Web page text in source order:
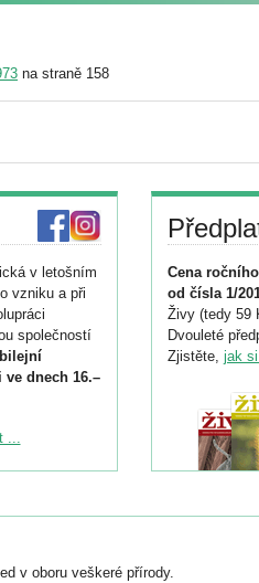
na straně 158
v letošním
vzniku a při
společností
dnech 16.–
září.
nebo
...
Cena
od čísla 1/
Živy (tedy 59
Dvouleté
Zjistěte, jak
v oboru veškeré přírody.